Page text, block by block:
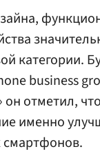
категории.
business
отметил,
именно